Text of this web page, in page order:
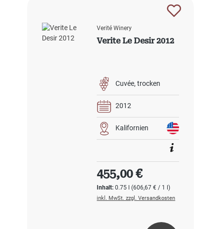
Verité Winery
Verite Le Desir 2012
Cuvée trocken
2012
Kalifornien
Inhalt:0.75 l(606,67 € / 1 l)
Regulärer Preis:
455,00 €
inkl. MwSt. zzgl. Versandkosten